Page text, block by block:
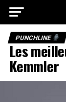
PUNCHLINE
Les
Kemmler